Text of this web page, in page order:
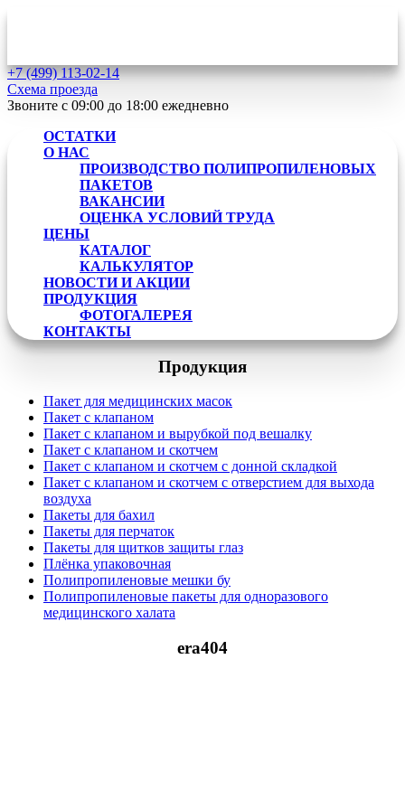
+7 (499)113-02-14
Схема проезда
Звоните с 09:00 до 18:00 ежедневно
ОСТАТКИ
О НАС
ПРОИЗВОДСТВО ПОЛИПРОПИЛЕНОВЫХ
ПАКЕТОВ
ВАКАНСИИ
ОЦЕНКА УСЛОВИЙ ТРУДА
ЦЕНЫ
КАТАЛОГ
КАЛЬКУЛЯТОР
НОВОСТИ И АКЦИИ
ПРОДУКЦИЯ
ФОТОГАЛЕРЕЯ
КОНТАКТЫ
Продукция
Пакет для медицинских масок
Пакет с клапаном
Пакет с клапаном и вырубкой под вешалку
Пакет с клапаном и скотчем
Пакет с клапаном и скотчем с донной складкой
Пакет с клапаном и скотчем с отверстием для выхода
воздуха
Пакеты для бахил
Пакеты для перчаток
Пакеты для щитков защиты глаз
Плёнка упаковочная
Полипропиленовые мешки бу
Полипропиленовые пакеты для одноразового
медицинского халата
era404